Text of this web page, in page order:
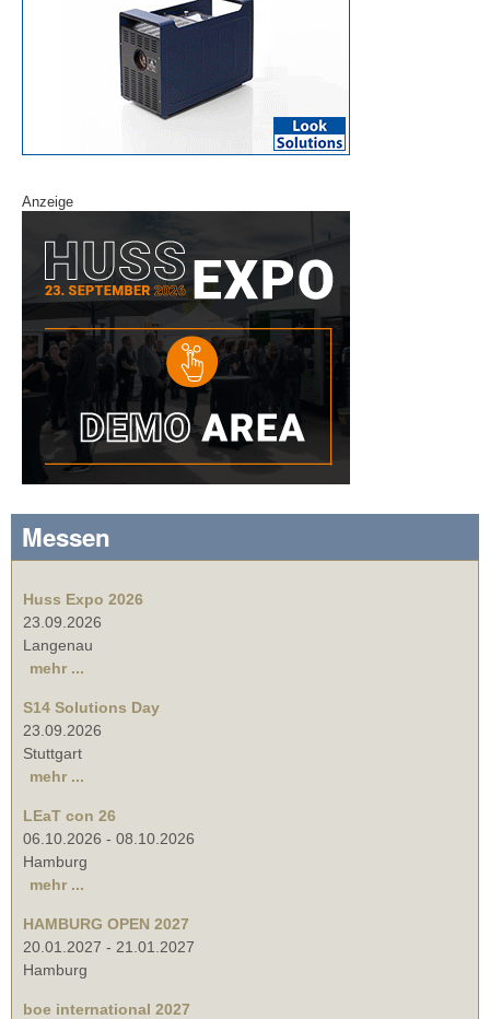
Anzeige
Messen
Huss Expo 2026
23.09.2026
Langenau
mehr ...
S14 Solutions Day
23.09.2026
Stuttgart
mehr ...
LEaT con 26
06.10.2026 - 08.10.2026
Hamburg
mehr ...
HAMBURG OPEN 2027
20.01.2027 - 21.01.2027
Hamburg
boe international 2027